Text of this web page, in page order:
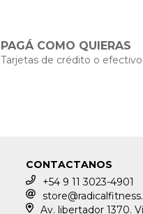
PAGÁ COMO QUIERAS
Tarjetas de crédito o efectivo
CONTACTANOS
+54 9 11 3023-4901
Av. libertador 1370.